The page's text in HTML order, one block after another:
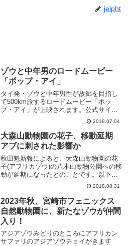
jelpht
ゾウと中年男のロードムービー
「ポップ・アイ」
タイ発・ゾウと中年男性が故郷を目指し
て500km旅するロードムービー「ポッ
プ・アイ」が上映されます。公式サイト
はこちら劇場窓口でチケットを購入する
と、ゾウのおもちゃが購入特典として付
くとのことです。上映期間が決まってい
る映画館は以下のとおり...
2018.07.04
大森山動物園の花子、移動延期
アブに刺された影響か
秋田魁新報によると、大森山動物園の花
子(アフリカゾウ)の八木山動物公園への移
動が延期になったとのことです。以下、
記事より引用。秋田市浜田のあきぎんオ
モリンの森（大森山動物園、小松守園
長）は、繁殖のため来月３日に仙台市の
八木山動物公園への移送...
2018.08.31
2023年秋、宮崎市フェニックス
自然動物園に、新たなゾウが仲間
入り！
アジアゾウみどりのところにアフリカン
サファリのアジアゾウチョイがきます